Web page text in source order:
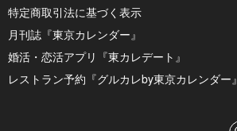
特定商取引法に基づく表示
月刊誌『東京カレンダー』
婚活・恋活アプリ『東カレデート』
レストラン予約『グルカレby東京カレンダー』